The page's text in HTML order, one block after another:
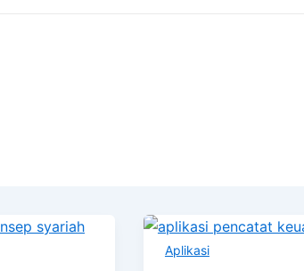
Aplikasi